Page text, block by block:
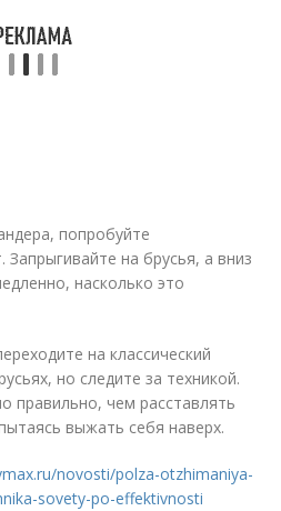
попробуйте
Запрыгивайте на брусья, а вниз
насколько это
на классический
но следите за техникой.
правильно, чем расставлять
выжать себя наверх.
novosti/polza-otzhimaniya-
sovety-po-effektivnosti